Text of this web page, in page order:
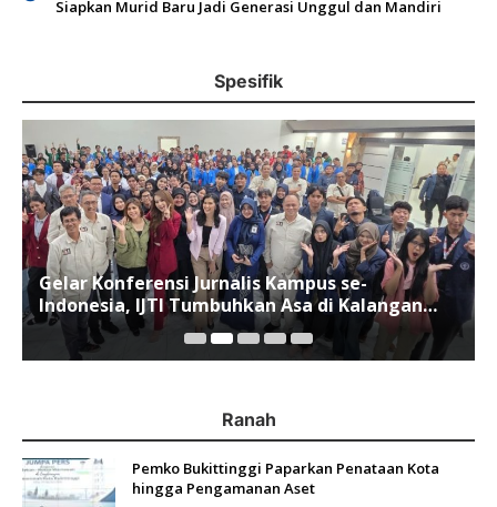
Siapkan Murid Baru Jadi Generasi Unggul dan Mandiri
Spesifik
Gelar Konferensi Jurnalis Kampus se-
Indonesia, IJTI Tumbuhkan Asa di Kalangan
Jurnalis Muda di Era Disruspi Digital
Ranah
Pemko Bukittinggi Paparkan Penataan Kota
hingga Pengamanan Aset